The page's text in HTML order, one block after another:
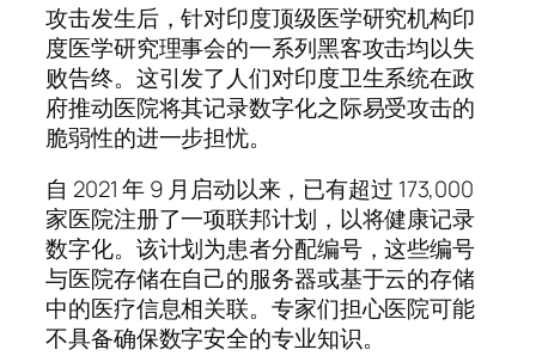
攻击发生后，针对印度顶级医学研究机构印
度医学研究理事会的一系列黑客攻击均以失
败告终。这引发了人们对印度卫生系统在政
府推动医院将其记录数字化之际易受攻击的
脆弱性的进一步担忧。
自 2021 年 9 月启动以来，已有超过 173,000
家医院注册了一项联邦计划，以将健康记录
数字化。该计划为患者分配编号，这些编号
与医院存储在自己的服务器或基于云的存储
中的医疗信息相关联。专家们担心医院可能
不具备确保数字安全的专业知识。